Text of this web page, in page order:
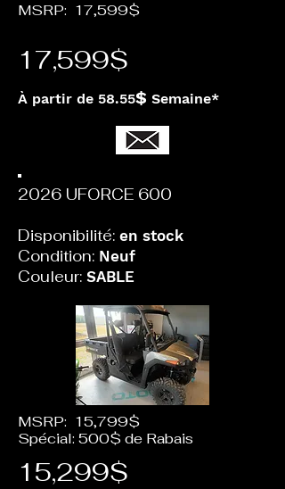
MSRP: 17,599$
17,599$
À partir de 58.55$ Semaine*
2026 UFORCE 600
Disponibilité: en stock
Condition: Neuf
Couleur: SABLE
MSRP: 15,799$
Spécial: 500$ de Rabais
15,299$